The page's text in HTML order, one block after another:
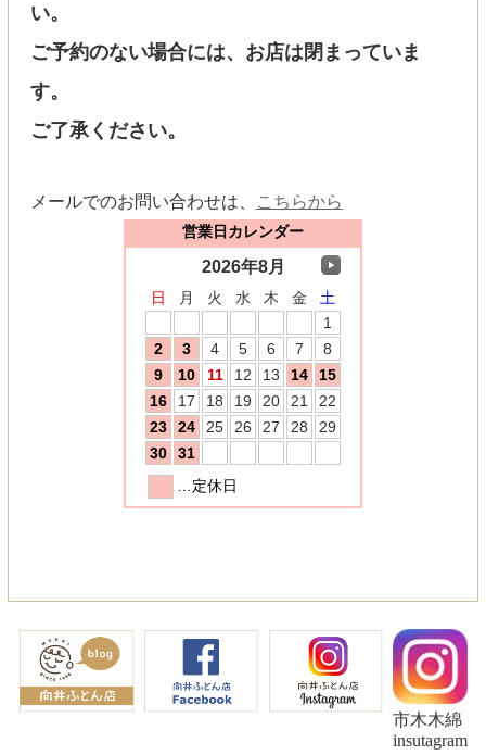
い。
ご予約のない場合には、お店は閉まっていま
す。
ご了承ください。
メールでのお問い合わせは、 こちらから
市木木綿
insutagram